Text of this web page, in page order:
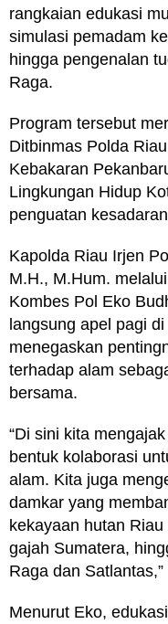
rangkaian edukasi
simulasi pemadam
hingga pengenalan
Raga.
Program tersebut
Ditbinmas Polda
Kebakaran
Lingkungan Hidup
penguatan
Kapolda Riau Irjen
M.H., M.Hum.
Kombes Pol Eko
langsung apel pagi
menegaskan
terhadap alam
bersama.
“Di sini kita
bentuk kolaborasi
alam. Kita juga
damkar yang
kekayaan hutan
gajah Sumatera,
Raga dan
Menurut Eko,